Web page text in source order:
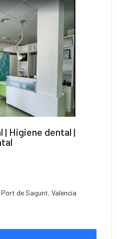
| Higiene dental |
de Sagunt, Valencia